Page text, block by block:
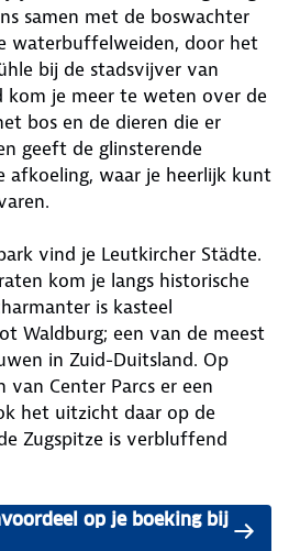
samen met de boswachter
waterbuffelweiden, door het
bij de stadsvijver van
kom je meer te weten over de
bos en de dieren die er
geeft de glinsterende
afkoeling, waar je heerlijk kunt
vind je Leutkircher Städte.
kom je langs historische
is kasteel
Waldburg; een van de meest
in Zuid-Duitsland. Op
van Center Parcs er een
het uitzicht daar op de
Zugspitze is verbluffend
op je boeking bij